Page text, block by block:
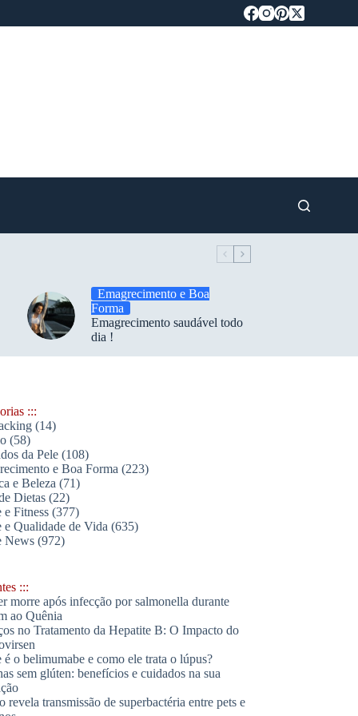
Emagrecimento e Boa
Forma
Emagrecimento saudável todo
dia !
:::
(14)
(58)
da Pele(108)
e Boa Forma (223)
e Beleza (71)
Dietas(22)
e Fitness(377)
e Qualidade de Vida (635)
News(972)
:::
morre após infecção por salmonella durante
ao Quênia
no Tratamento da Hepatite B: O Impacto do
é o belimumabe e como ele trata o lúpus?
sem glúten: benefícios e cuidados na sua
revela transmissão de superbactéria entre pets e